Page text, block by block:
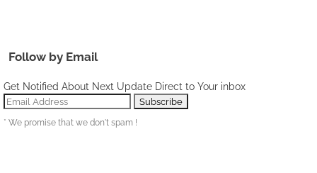
Follow by Email
Get Notified About Next Update Direct to Your inbox
* We promise that we don't spam !